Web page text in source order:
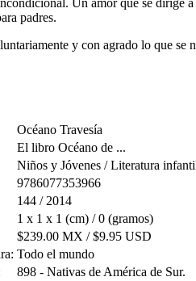
padres.
y con agrado lo que se
Océano Travesía
El libro Océano de ...
Niños y Jóvenes / Literatura
9786077353966
144 / 2014
1 x 1 x 1 (cm) / 0 (gramos)
$239.00 MX / $9.95 USD
Todo el mundo
898 - Nativas de América de Sur.